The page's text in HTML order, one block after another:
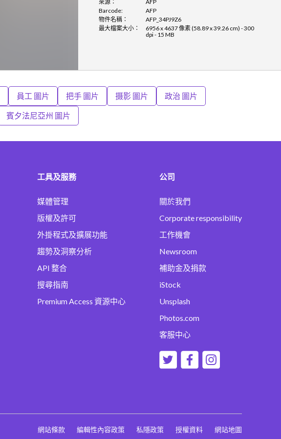
來源：
AFP
Barcode:
AFP
物件名稱：
AFP_34PJ9Z6
最大檔案大小：
6956 x 4637 像素 (58.89 x 39.26 cm) - 300
dpi - 15 MB
員工 圖片 把手 圖片 摄影 圖片 政治 圖片
賓夕法尼亞州 圖片
工具及服務
媒體管理
版權及許可
外掛程式及擴展功能
趨勢及洞察分析
API 整合
搜尋指南
Premium Access 資源中心
公司
關於我們
Corporate responsibility
工作機會
Newsroom
補助金及捐款
iStock
Unsplash
Photos.com
客服中心
網站條款 編輯性內容政策 私隱政策 授權資料 網站地圖